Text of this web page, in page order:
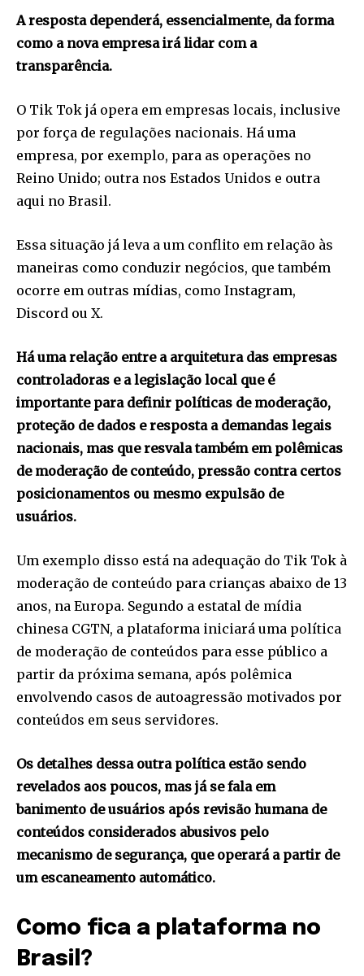
A resposta dependerá, essencialmente, da forma
como a nova empresa irá lidar com a
transparência.
O Tik Tok já opera em empresas locais, inclusive
por força de regulações nacionais. Há uma
empresa, por exemplo, para as operações no
Reino Unido; outra nos Estados Unidos e outra
aqui no Brasil.
Essa situação já leva a um conflito em relação às
maneiras como conduzir negócios, que também
ocorre em outras mídias, como Instagram,
Discord ou X.
Há uma relação entre a arquitetura das empresas
controladoras e a legislação local que é
importante para definir políticas de moderação,
proteção de dados e resposta a demandas legais
nacionais, mas que resvala também em polêmicas
de moderação de conteúdo, pressão contra certos
posicionamentos ou mesmo expulsão de
usuários.
Um exemplo disso está na adequação do Tik Tok à
moderação de conteúdo para crianças abaixo de 13
anos, na Europa. Segundo a estatal de mídia
chinesa CGTN, a plataforma iniciará uma política
de moderação de conteúdos para esse público a
partir da próxima semana, após polêmica
envolvendo casos de autoagressão motivados por
conteúdos em seus servidores.
Os detalhes dessa outra política estão sendo
revelados aos poucos, mas já se fala em
banimento de usuários após revisão humana de
conteúdos considerados abusivos pelo
mecanismo de segurança, que operará a partir de
um escaneamento automático.
Como fica a plataforma no
Brasil?